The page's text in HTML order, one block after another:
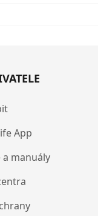
App
a manuály